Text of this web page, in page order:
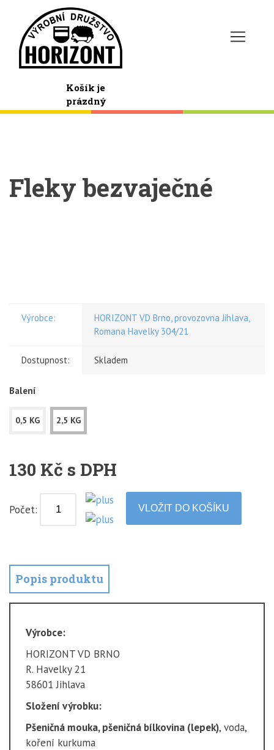
Košík je
prázdný
Fleky bezvaječné
Výrobce:
HORIZONT VD Brno, provozovna Jihlava,
Romana Havelky 304/21
Dostupnost: Skladem
Balení
0,5 KG 2,5 KG
130 Kč s DPH
Počet:
Popis produktu
Výrobce:
HORIZONT VD BRNO
R. Havelky 21
58601 Jihlava
Složení výrobku:
Pšeničná mouka, pšeničná bílkovina (lepek), voda,
koření kurkuma